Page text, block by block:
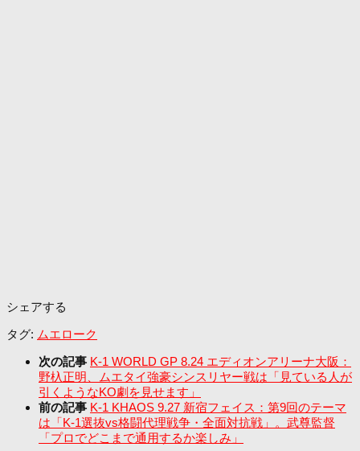
シェアする
タグ: ムエローク
次の記事 K-1 WORLD GP 8.24 エディオンアリーナ大阪：
野杁正明、ムエタイ強豪シンスリヤー戦は「見ている人が
引くようなKO劇を見せます」
前の記事 K-1 KHAOS 9.27 新宿フェイス：第9回のテーマ
は「K-1選抜vs格闘代理戦争・全面対抗戦」。武尊監督
「プロでどこまで通用するか楽しみ」